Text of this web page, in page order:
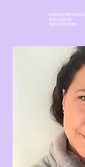
CONSTRUÍMOS
EQUIDAD
DE GÉNERO